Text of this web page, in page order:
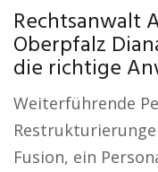
Rechtsanwalt
Oberpfalz
die richtige
Weiterführende
Fusion, ein